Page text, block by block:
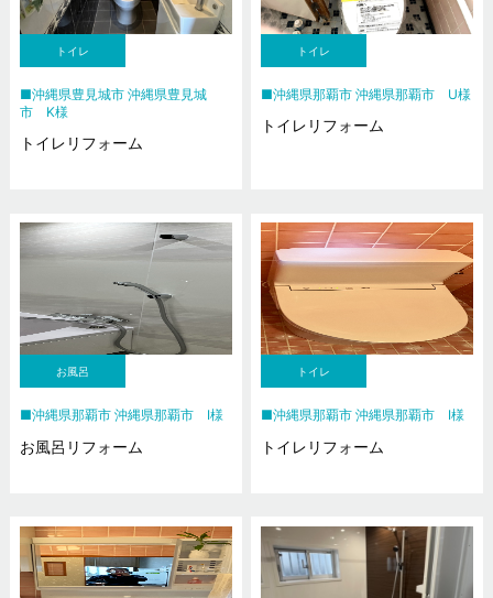
トイレ
沖縄県豊見城市 沖縄県豊見城
市 K様
トイレリフォーム
トイレ
沖縄県那覇市 沖縄県那覇市 U様
トイレリフォーム
お風呂
沖縄県那覇市 沖縄県那覇市 I様
お風呂リフォーム
トイレ
沖縄県那覇市 沖縄県那覇市 I様
トイレリフォーム